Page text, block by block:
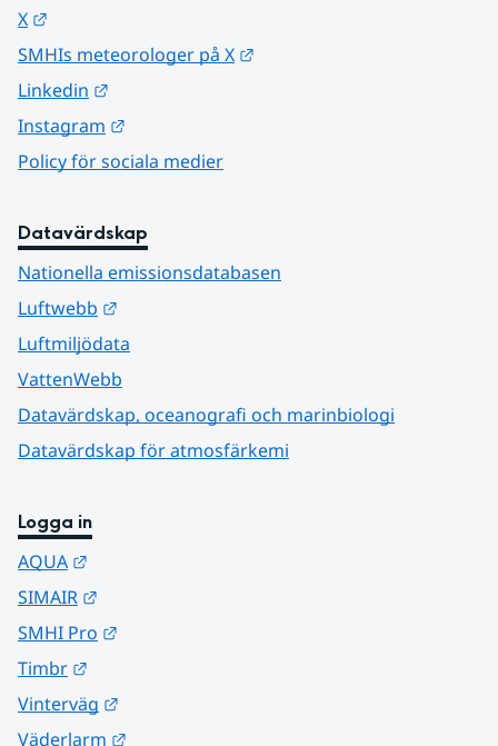
X
SMHIs meteorologer på X
Linkedin
Instagram
Policy för sociala medier
Datavärdskap
Nationella emissionsdatabasen
Luftwebb
Luftmiljödata
VattenWebb
Datavärdskap, oceanografi och marinbiologi
Datavärdskap för atmosfärkemi
Logga in
AQUA
SIMAIR
SMHI Pro
Timbr
Vinterväg
Väderlarm